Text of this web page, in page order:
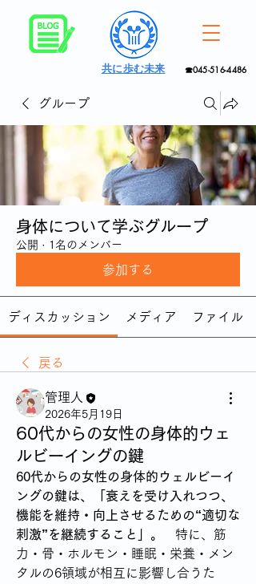
☎045-516-4486
共に歩む未来
グループ
身体について学ぶグループ
公開 · 1名のメンバー
参加する
ディスカッション メディア ファイル
戻る
管理人
2026年5月19日
60代からの女性の身体的ウェ
ルビーイングの鍵
60代からの女性の身体的ウェルビーイ
ングの鍵は、「衰えを受け入れつつ、
機能を維持・向上させるための“適切な
刺激”を継続すること」。
特に、筋
力・骨・ホルモン・睡眠・栄養・メン
タルの6領域が相互に影響し合うた